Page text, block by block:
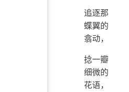
追逐那
蝶翼的
翕动，
捻一瓣
细微的
花语，